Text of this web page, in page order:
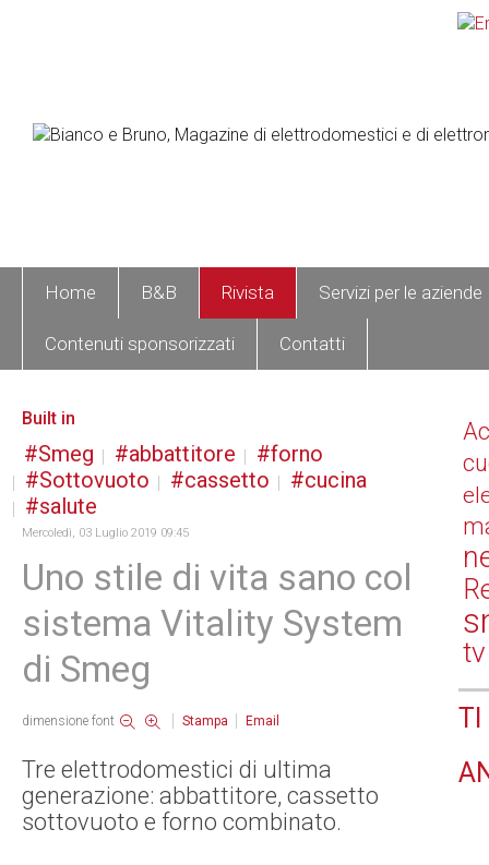
Home B&B Rivista Servizi per le aziende
Contenuti sponsorizzati Contatti
Built in
Smeg abbattitore
forno
Sottovuoto
cassetto
cucina
salute
Mercoledì, 03 Luglio 2019 09:45
Uno stile di vita sano col
sistema Vitality System
di Smeg
dimensione font Stampa Email
Tre elettrodomestici di ultima
generazione: abbattitore, cassetto
sottovuoto e forno combinato.
tv
TI